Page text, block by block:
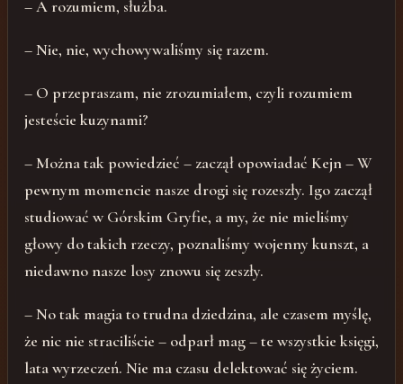
– A rozumiem, służba.
– Nie, nie, wychowywaliśmy się razem.
– O przepraszam, nie zrozumiałem, czyli rozumiem
jesteście kuzynami?
– Można tak powiedzieć – zaczął opowiadać Kejn – W
pewnym momencie nasze drogi się rozeszły. Igo zaczął
studiować w Górskim Gryfie, a my, że nie mieliśmy
głowy do takich rzeczy, poznaliśmy wojenny kunszt, a
niedawno nasze losy znowu się zeszły.
– No tak magia to trudna dziedzina, ale czasem myślę,
że nic nie straciliście – odparł mag – te wszystkie księgi,
lata wyrzeczeń. Nie ma czasu delektować się życiem.